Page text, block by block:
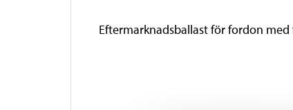
Eftermarknadsballast för fordon med